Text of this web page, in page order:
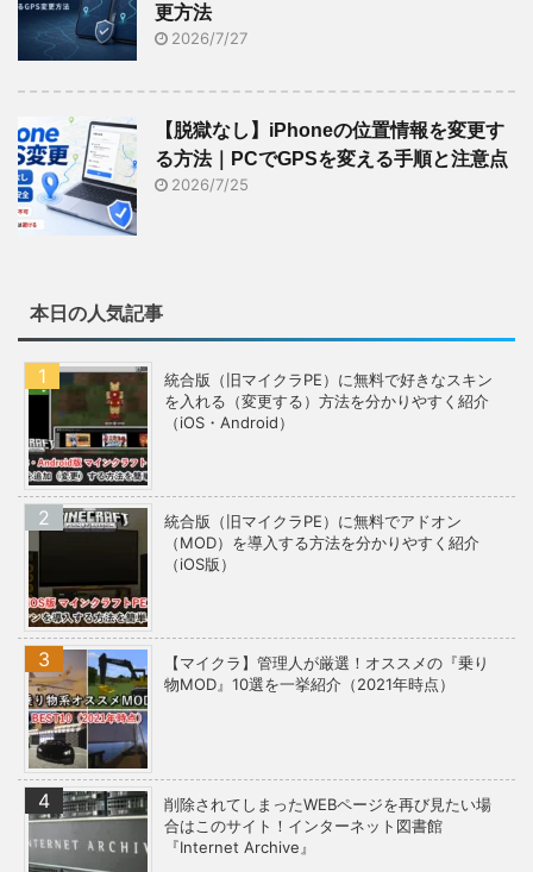
更方法
2026/7/27
【脱獄なし】iPhoneの位置情報を変更す
る方法｜PCでGPSを変える手順と注意点
2026/7/25
本日の人気記事
統合版（旧マイクラPE）に無料で好きなスキン
を入れる（変更する）方法を分かりやすく紹介
（iOS・Android）
統合版（旧マイクラPE）に無料でアドオン
（MOD）を導入する方法を分かりやすく紹介
（iOS版）
【マイクラ】管理人が厳選！オススメの『乗り
物MOD』10選を一挙紹介（2021年時点）
削除されてしまったWEBページを再び見たい場
合はこのサイト！インターネット図書館
『Internet Archive』